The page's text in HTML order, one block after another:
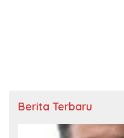
Berita Terbaru